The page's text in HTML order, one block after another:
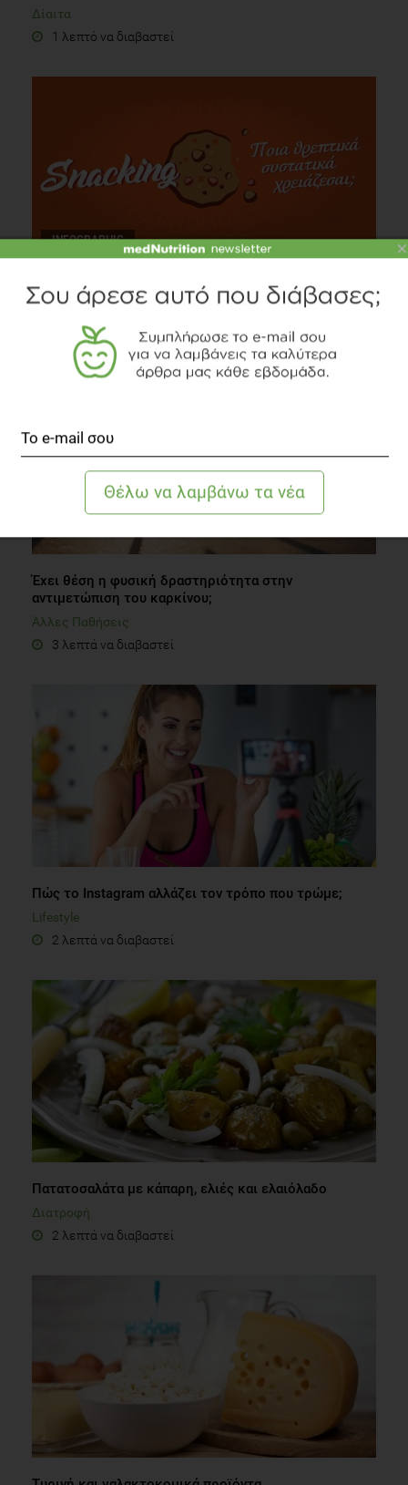
Δίαιτα
1 λεπτό να διαβαστεί
INFOGRAPHIC
Snacking: Ποια θρεπτικά συστατικά χρειάζεσαι;
Οικογένεια
1 λεπτό να διαβαστεί
Έχει θέση η φυσική δραστηριότητα στην
αντιμετώπιση του καρκίνου;
Άλλες Παθήσεις
3 λεπτά να διαβαστεί
Πώς το Instagram αλλάζει τον τρόπο που τρώμε;
Lifestyle
2 λεπτά να διαβαστεί
Πατατοσαλάτα με κάπαρη, ελιές και ελαιόλαδο
Διατροφή
2 λεπτά να διαβαστεί
×